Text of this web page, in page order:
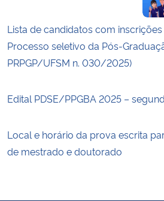
Planalto
Lista de candidatos com
Processo seletivo da Pós-
PRPGP/UFSM n. 030/2025)
Edital PDSE/PPGBA 2025 –
Local e horário da prova escrita
de mestrado e doutorado